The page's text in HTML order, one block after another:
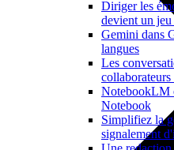
Diriger les
devient un
Gemini dans
langues
Les
NotebookLM
Notebook
Simplifiez la
signalement